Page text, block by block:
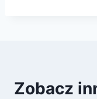
Zobacz